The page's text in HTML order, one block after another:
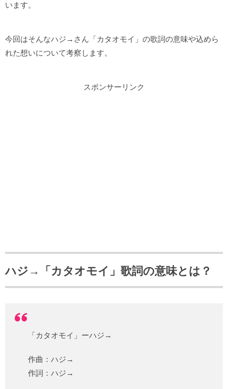
います。
今回はそんなハジ→さん「カタオモイ」の歌詞の意味や込めら
れた想いについて考察します。
スポンサーリンク
ハジ→「カタオモイ」歌詞の意味とは？
「カタオモイ」ーハジ→
作曲：ハジ→
作詞：ハジ→